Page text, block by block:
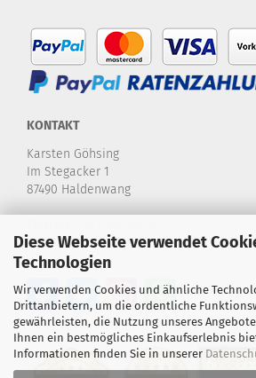
Diese Webseite verwendet
Technologien
Wir verwenden Cookies und ähnliche
Drittanbietern, um die ordentliche
gewährleisten, die Nutzung unseres
Ihnen ein bestmögliches Einkaufserlebnis
Informationen finden Sie in unserer
KONTAKT
Karsten Göhsing
Im Stegacker 1
87490 Haldenwang
E-Mail:info@karstensdartshop.de